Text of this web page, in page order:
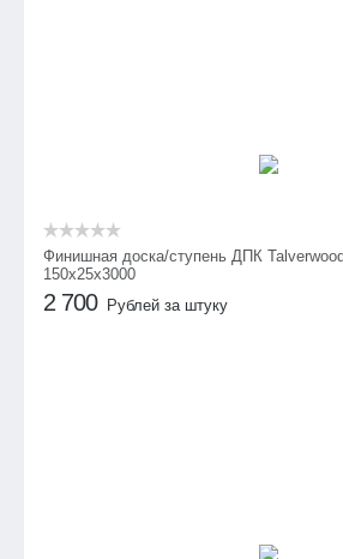
Финишная доска/ступень ДПК
150х25х3000
2 700 Рублей за штуку